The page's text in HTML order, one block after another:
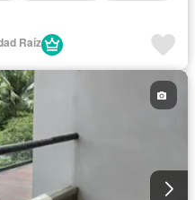
Raíz